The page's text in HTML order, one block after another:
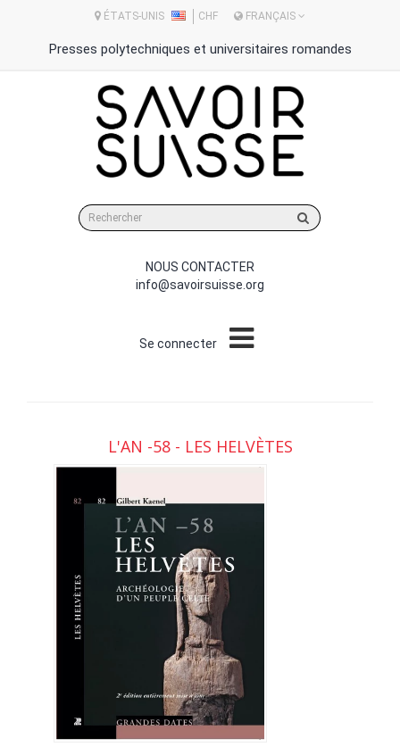
ÉTATS-UNIS CHF FRANÇAIS
Presses polytechniques et universitaires romandes
sur
site
NOUS CONTACTER
info@savoirsuisse.org
Se connecter
L'AN -58 - LES HELVÈTES